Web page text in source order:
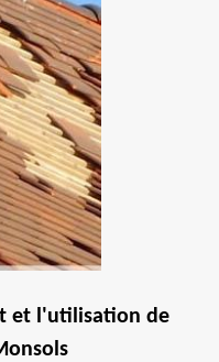
et l'utilisation de